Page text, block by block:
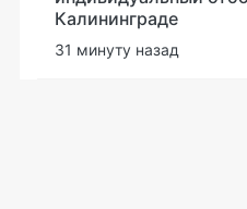
Калининграде
31 минуту назад